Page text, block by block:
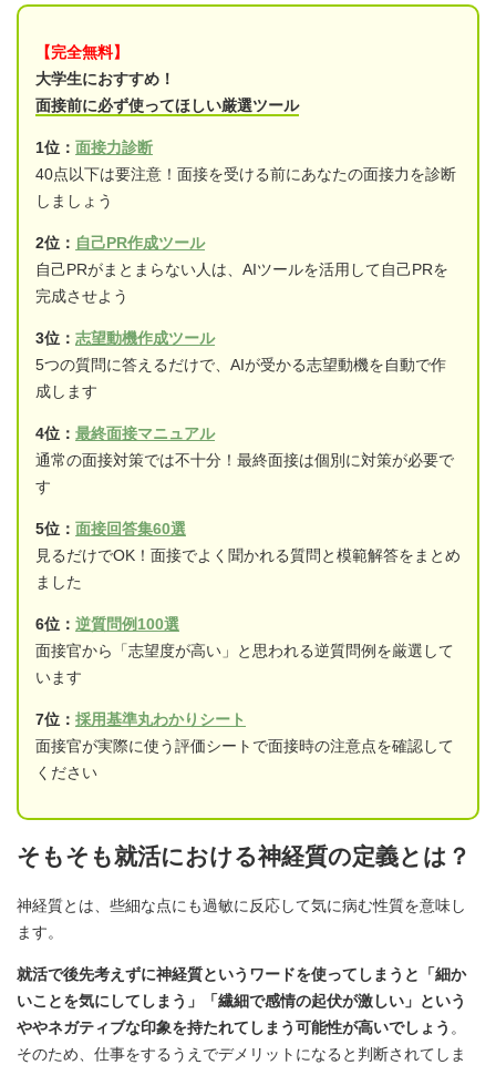
【完全無料】
大学生におすすめ！
面接前に必ず使ってほしい厳選ツール
1位： 面接力診断
40点以下は要注意！面接を受ける前にあなたの面接力を診断
しましょう
2位： 自己PR作成ツール
自己PRがまとまらない人は、AIツールを活用して自己PRを
完成させよう
3位： 志望動機作成ツール
5つの質問に答えるだけで、AIが受かる志望動機を自動で作
成します
4位： 最終面接マニュアル
通常の面接対策では不十分！最終面接は個別に対策が必要で
す
5位： 面接回答集60選
見るだけでOK！面接でよく聞かれる質問と模範解答をまとめ
ました
6位： 逆質問例100選
面接官から「志望度が高い」と思われる逆質問例を厳選して
います
7位： 採用基準丸わかりシート
面接官が実際に使う評価シートで面接時の注意点を確認して
ください
そもそも就活における神経質の定義とは？
神経質とは、些細な点にも過敏に反応して気に病む性質を意味し
ます。
就活で後先考えずに神経質というワードを使ってしまうと「細か
いことを気にしてしまう」「繊細で感情の起伏が激しい」という
ややネガティブな印象を持たれてしまう可能性が高いでしょう 。
そのため、仕事をするうえでデメリットになると判断されてしま